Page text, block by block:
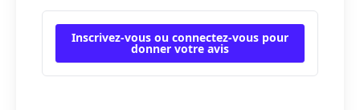
Inscrivez-vous ou connectez-vous pour
donner votre avis